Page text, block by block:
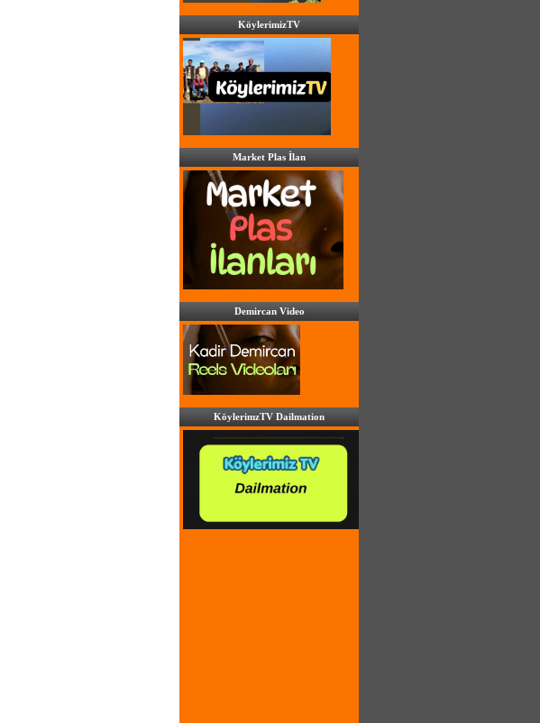
KöylerimizTV
Market Plas İlan
Demircan Video
KöylerimzTV Dailmation